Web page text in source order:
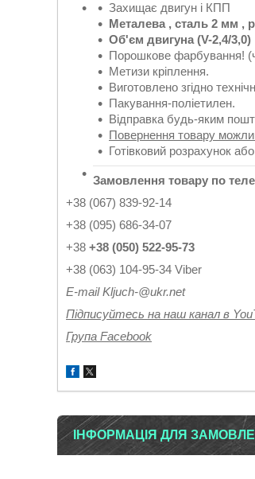
Захищає двигун і КПП
Металева , сталь 2 мм ,
Об'єм двигуна (V-2,4/3,0)
Порошкове фарбування!
Метизи кріплення.
Виготовлено згідно
Пакування-поліетилен.
Відправка будь-яким
Повернення товару
Готівковий розрахунок
Замовлення товару по
+38 (067) 839-92-14
+38 (095) 686-34-07
+38 +38 (050) 522-95-73
+38 (063) 104-95-34 Viber
Е-mail Kljuch-@ukr.net
Підписуйтесь на наш канал в
Група Facebook
ІНФОРМАЦІЯ ДЛЯ